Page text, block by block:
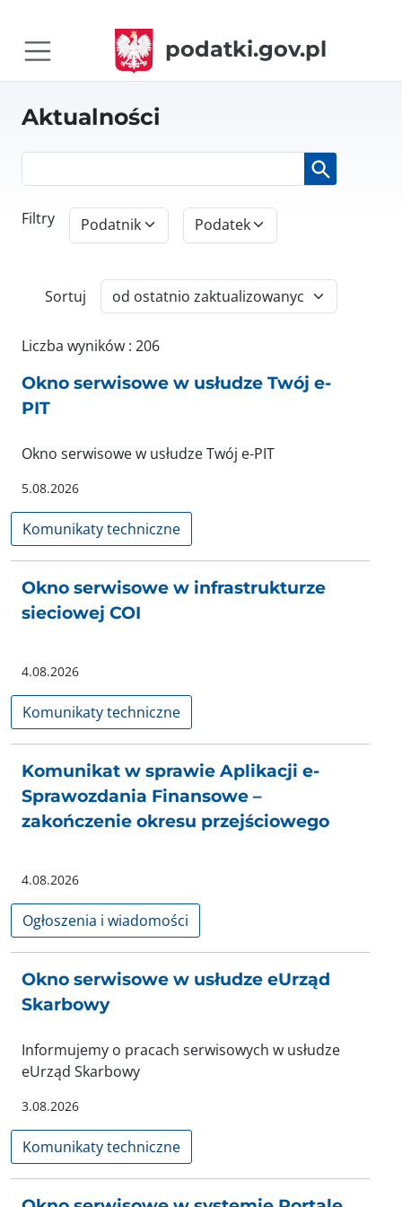
podatki.gov.pl
Aktualności
Filtry Podatnik Podatek
Sortuj
Liczba wyników : 206
Okno serwisowe w usłudze Twój e-
PIT
Okno serwisowe w usłudze Twój e-PIT
5.08.2026
Komunikaty techniczne
Okno serwisowe w infrastrukturze
sieciowej COI
4.08.2026
Komunikaty techniczne
Komunikat w sprawie Aplikacji e-
Sprawozdania Finansowe –
zakończenie okresu przejściowego
4.08.2026
Ogłoszenia i wiadomości
Okno serwisowe w usłudze eUrząd
Skarbowy
Informujemy o pracach serwisowych w usłudze
eUrząd Skarbowy
3.08.2026
Komunikaty techniczne